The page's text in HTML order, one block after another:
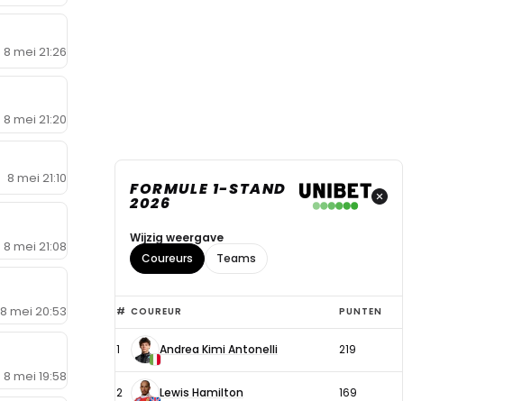
8 mei 21:26
8 mei 21:20
8 mei 21:10
8 mei 21:08
8 mei 20:53
8 mei 19:58
FORMULE 1-STAND
2026
Wijzig weergave
Coureurs
Teams
Top
6
coureurs
# COUREUR PUNTEN
1 Andrea Kimi Antonelli 219
2 Lewis Hamilton 169